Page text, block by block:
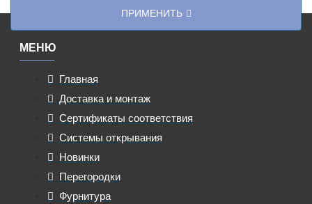
ПРИМЕНИТЬ
МЕНЮ
Главная
Доставка и монтаж
Сертификаты соответствия
Системы открывания
Новинки
Перегородки
Фурнитура